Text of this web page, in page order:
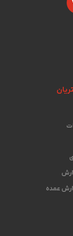
عمده